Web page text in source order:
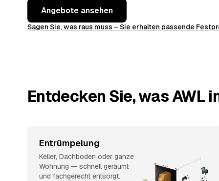
Angebote ansehen
Sagen Sie, was raus muss – Sie erhalten passende
Entdecken Sie, was AWL
Entrümpelung
Keller, Dachboden oder ganze
Wohnung — schnell geräumt
und fachgerecht entsorgt.